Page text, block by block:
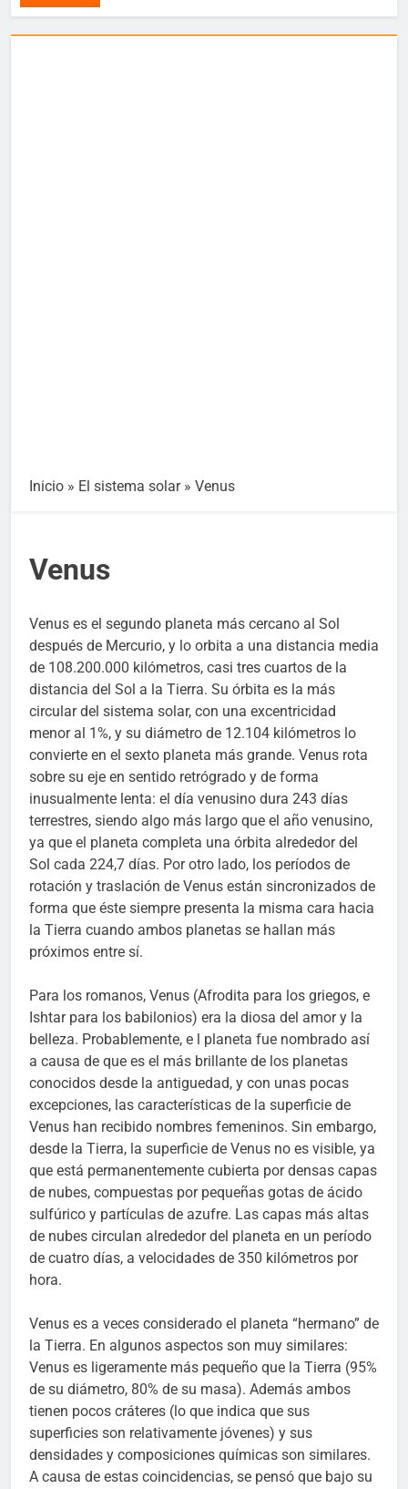
Inicio » El sistema solar» Venus
Venus
Venus es el segundo planeta más cercano al Sol
después de Mercurio, y lo orbita a una distancia media
de 108.200.000 kilómetros, casi tres cuartos de la
distancia del Sol a la Tierra. Su órbita es la más
circular del sistema solar, con una excentricidad
menor al 1%, y su diámetro de 12.104 kilómetros lo
convierte en el sexto planeta más grande. Venus rota
sobre su eje en sentido retrógrado y de forma
inusualmente lenta: el día venusino dura 243 días
terrestres, siendo algo más largo que el año venusino,
ya que el planeta completa una órbita alrededor del
Sol cada 224,7 días. Por otro lado, los períodos de
rotación y traslación de Venus están sincronizados de
forma que éste siempre presenta la misma cara hacia
la Tierra cuando ambos planetas se hallan más
próximos entre sí.
Para los romanos, Venus (Afrodita para los griegos, e
Ishtar para los babilonios) era la diosa del amor y la
belleza. Probablemente, e l planeta fue nombrado así
a causa de que es el más brillante de los planetas
conocidos desde la antiguedad, y con unas pocas
excepciones, las características de la superficie de
Venus han recibido nombres femeninos. Sin embargo,
desde la Tierra, la superficie de Venus no es visible, ya
que está permanentemente cubierta por densas capas
de nubes, compuestas por pequeñas gotas de ácido
sulfúrico y partículas de azufre. Las capas más altas
de nubes circulan alrededor del planeta en un período
de cuatro días, a velocidades de 350 kilómetros por
hora.
Venus es a veces considerado el planeta “hermano” de
la Tierra. En algunos aspectos son muy similares:
Venus es ligeramente más pequeño que la Tierra (95%
de su diámetro, 80% de su masa). Además ambos
tienen pocos cráteres (lo que indica que sus
superficies son relativamente jóvenes) y sus
densidades y composiciones químicas son similares.
A causa de estas coincidencias, se pensó que bajo su